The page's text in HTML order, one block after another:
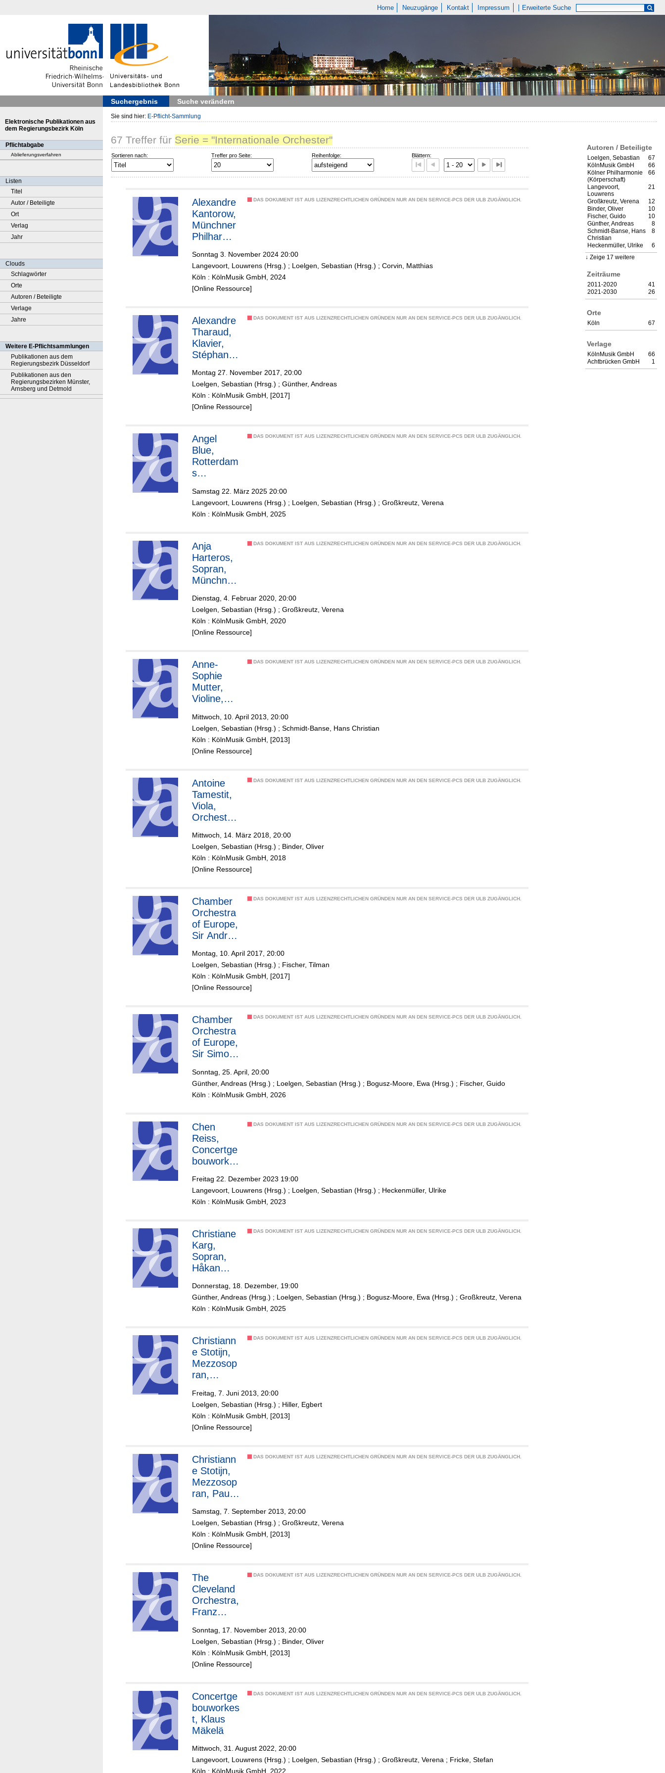
Home Neuzugänge Kontakt Impressum Erweiterte Suche
Suchergebnis Suche verändern
Elektronische Publikationen aus
dem Regierungsbezirk Köln
Pflichtabgabe
Ablieferungsverfahren
Listen
Titel
Autor / Beteiligte
Ort
Verlag
Jahr
Clouds
Schlagwörter
Orte
Autoren / Beteiligte
Verlage
Jahre
Weitere E-Pflichtsammlungen
Publikationen aus dem
Regierungsbezirk Düsseldorf
Publikationen aus den
Regierungsbezirken Münster,
Arnsberg und Detmold
Sie sind hier: E-Pflicht-Sammlung
Autoren / Beteiligte
67
Loelgen, Sebastian
66
KölnMusik GmbH
66
Kölner Philharmonie
(Körperschaft)
21
Langevoort,
Louwrens
12
Großkreutz, Verena
10
Binder, Oliver
10
Fischer, Guido
8
Günther, Andreas
8
Schmidt-Banse, Hans
Christian
6
Heckenmüller, Ulrike
Zeige 17 weitere
Zeiträume
41
2011-2020
26
2021-2030
Orte
67
Köln
Verlage
66
KölnMusik GmbH
1
Achtbrücken GmbH
67 Treffer für Serie = "Internationale Orchester"
Sortieren nach: Treffer pro Seite: Reihenfolge: Blättern:
DAS DOKUMENT IST AUS LIZENZRECHTLICHEN GRÜNDEN NUR AN DEN SERVICE-PCS DER ULB ZUGÄNGLICH.
Alexandre
Kantorow,
Münchner
Philharmo
Tugan
Sokhiev
Sonntag 3. November 2024 20:00
Langevoort, Louwrens (Hrsg.) ; Loelgen, Sebastian (Hrsg.) ; Corvin, Matthias
Köln : KölnMusik GmbH, 2024
[Online Ressource]
DAS DOKUMENT IST AUS LIZENZRECHTLICHEN GRÜNDEN NUR AN DEN SERVICE-PCS DER ULB ZUGÄNGLICH.
Alexandre
Tharaud,
Klavier,
Stéphane
Violoncello
,
Orchestre
Métropolit
Yannick
Nézet-
Séguin,
Dirigent
Montag 27. November 2017, 20:00
Loelgen, Sebastian (Hrsg.) ; Günther, Andreas
Köln : KölnMusik GmbH, [2017]
[Online Ressource]
DAS DOKUMENT IST AUS LIZENZRECHTLICHEN GRÜNDEN NUR AN DEN SERVICE-PCS DER ULB ZUGÄNGLICH.
Angel
Blue,
Rotterdam
s
nisch
Orkest,
Yannick
Séguin
Samstag 22. März 2025 20:00
Langevoort, Louwrens (Hrsg.) ; Loelgen, Sebastian (Hrsg.) ; Großkreutz, Verena
Köln : KölnMusik GmbH, 2025
DAS DOKUMENT IST AUS LIZENZRECHTLICHEN GRÜNDEN NUR AN DEN SERVICE-PCS DER ULB ZUGÄNGLICH.
Anja
Harteros,
Sopran,
Münchner
niker,
Valery
Gergiev,
Dirigent
Dienstag, 4. Februar 2020, 20:00
Loelgen, Sebastian (Hrsg.) ; Großkreutz, Verena
Köln : KölnMusik GmbH, 2020
[Online Ressource]
DAS DOKUMENT IST AUS LIZENZRECHTLICHEN GRÜNDEN NUR AN DEN SERVICE-PCS DER ULB ZUGÄNGLICH.
Anne-
Sophie
Mutter,
Violine,
Philharmo
nic
Orchestra,
Yannick
Séguin,
Dirigent
Mittwoch, 10. April 2013, 20:00
Loelgen, Sebastian (Hrsg.) ; Schmidt-Banse, Hans Christian
Köln : KölnMusik GmbH, [2013]
[Online Ressource]
DAS DOKUMENT IST AUS LIZENZRECHTLICHEN GRÜNDEN NUR AN DEN SERVICE-PCS DER ULB ZUGÄNGLICH.
Antoine
Tamestit,
Viola,
Orchestre
Daniel
Harding,
Dirigent
Mittwoch, 14. März 2018, 20:00
Loelgen, Sebastian (Hrsg.) ; Binder, Oliver
Köln : KölnMusik GmbH, 2018
[Online Ressource]
DAS DOKUMENT IST AUS LIZENZRECHTLICHEN GRÜNDEN NUR AN DEN SERVICE-PCS DER ULB ZUGÄNGLICH.
Chamber
Orchestra
of Europe,
Sir András
Klavier
und
Leitung
Montag, 10. April 2017, 20:00
Loelgen, Sebastian (Hrsg.) ; Fischer, Tilman
Köln : KölnMusik GmbH, [2017]
[Online Ressource]
DAS DOKUMENT IST AUS LIZENZRECHTLICHEN GRÜNDEN NUR AN DEN SERVICE-PCS DER ULB ZUGÄNGLICH.
Chamber
Orchestra
of Europe,
Sir Simon
Dirigent
Sonntag, 25. April, 20:00
Günther, Andreas (Hrsg.) ; Loelgen, Sebastian (Hrsg.) ; Bogusz-Moore, Ewa (Hrsg.) ; Fischer, Guido
Köln : KölnMusik GmbH, 2026
DAS DOKUMENT IST AUS LIZENZRECHTLICHEN GRÜNDEN NUR AN DEN SERVICE-PCS DER ULB ZUGÄNGLICH.
Chen
Reiss,
Concertge
bouworkes
Mäkelä
Freitag 22. Dezember 2023 19:00
Langevoort, Louwrens (Hrsg.) ; Loelgen, Sebastian (Hrsg.) ; Heckenmüller, Ulrike
Köln : KölnMusik GmbH, 2023
DAS DOKUMENT IST AUS LIZENZRECHTLICHEN GRÜNDEN NUR AN DEN SERVICE-PCS DER ULB ZUGÄNGLICH.
Christiane
Karg,
Sopran,
Håkan
ger,
Trompete
- Royal
bouw
Orchestra,
Jukka-
Pekka
Saraste,
Dirigent
Donnerstag, 18. Dezember, 19:00
Günther, Andreas (Hrsg.) ; Loelgen, Sebastian (Hrsg.) ; Bogusz-Moore, Ewa (Hrsg.) ; Großkreutz, Verena
Köln : KölnMusik GmbH, 2025
DAS DOKUMENT IST AUS LIZENZRECHTLICHEN GRÜNDEN NUR AN DEN SERVICE-PCS DER ULB ZUGÄNGLICH.
Christiann
e Stotijn,
Mezzosop
ran,
s
Concertge
bouworche
ster
m,
Gustavo
Dudamel,
Dirigent
Freitag, 7. Juni 2013, 20:00
Loelgen, Sebastian (Hrsg.) ; Hiller, Egbert
Köln : KölnMusik GmbH, [2013]
[Online Ressource]
DAS DOKUMENT IST AUS LIZENZRECHTLICHEN GRÜNDEN NUR AN DEN SERVICE-PCS DER ULB ZUGÄNGLICH.
Christiann
e Stotijn,
Mezzosop
ran, Paul
Tenor,
Gerald
Finley,
Bass,
nischer
Chor der
Stadt
Bonn,
Thomas
Neuhoff,
Einstudier
ung,
Philharmo
Esa-Pekka
Salonen,
Dirigent
Samstag, 7. September 2013, 20:00
Loelgen, Sebastian (Hrsg.) ; Großkreutz, Verena
Köln : KölnMusik GmbH, [2013]
[Online Ressource]
DAS DOKUMENT IST AUS LIZENZRECHTLICHEN GRÜNDEN NUR AN DEN SERVICE-PCS DER ULB ZUGÄNGLICH.
The
Cleveland
Orchestra,
Franz
Möst,
Dirigent
Sonntag, 17. November 2013, 20:00
Loelgen, Sebastian (Hrsg.) ; Binder, Oliver
Köln : KölnMusik GmbH, [2013]
[Online Ressource]
DAS DOKUMENT IST AUS LIZENZRECHTLICHEN GRÜNDEN NUR AN DEN SERVICE-PCS DER ULB ZUGÄNGLICH.
Concertge
bouworkes
t, Klaus
Mäkelä
Mittwoch, 31. August 2022, 20:00
Langevoort, Louwrens (Hrsg.) ; Loelgen, Sebastian (Hrsg.) ; Großkreutz, Verena ; Fricke, Stefan
Köln : KölnMusik GmbH, 2022